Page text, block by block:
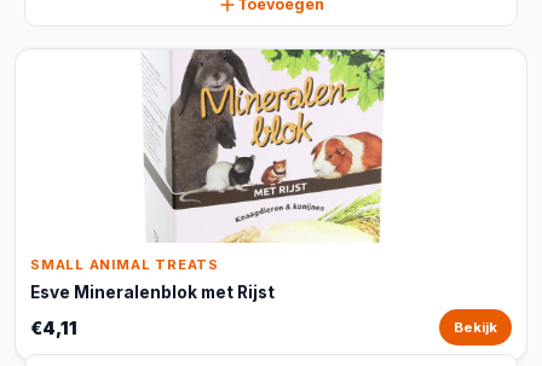
Toevoegen
SMALL ANIMAL TREATS
Esve Mineralenblok met Rijst
€4,11 Bekijk